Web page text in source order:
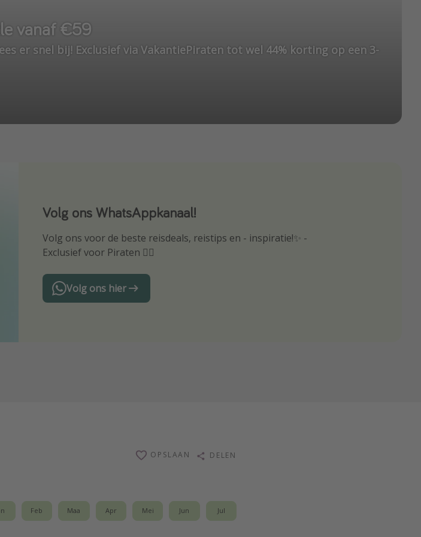
vanaf €59
er snel bij! Exclusief via VakantiePiraten tot wel 44% korting op een 3-
Volg ons WhatsAppkanaal!
Volg ons voor de beste reisdeals, reistips en - inspiratie!✨ -
Exclusief voor Piraten 🏴‍☠️
Volg ons hier
Download onze app
Wees als eerste op de hoogte van de beste reisaanbiedingen
OPSLAAN DELEN
Feb Maa Apr Mei Jun Jul